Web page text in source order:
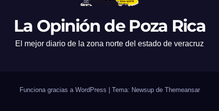
La Opinión de Poza Rica
El mejor diario de la zona norte del estado de veracruz
Funciona gracias a WordPress Tema: Newsup de Themeansar